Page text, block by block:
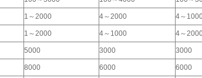
1～2000 4～2000 4～
1～2000 4～1000 4～
5000 3000 3000
8000 6000 6000